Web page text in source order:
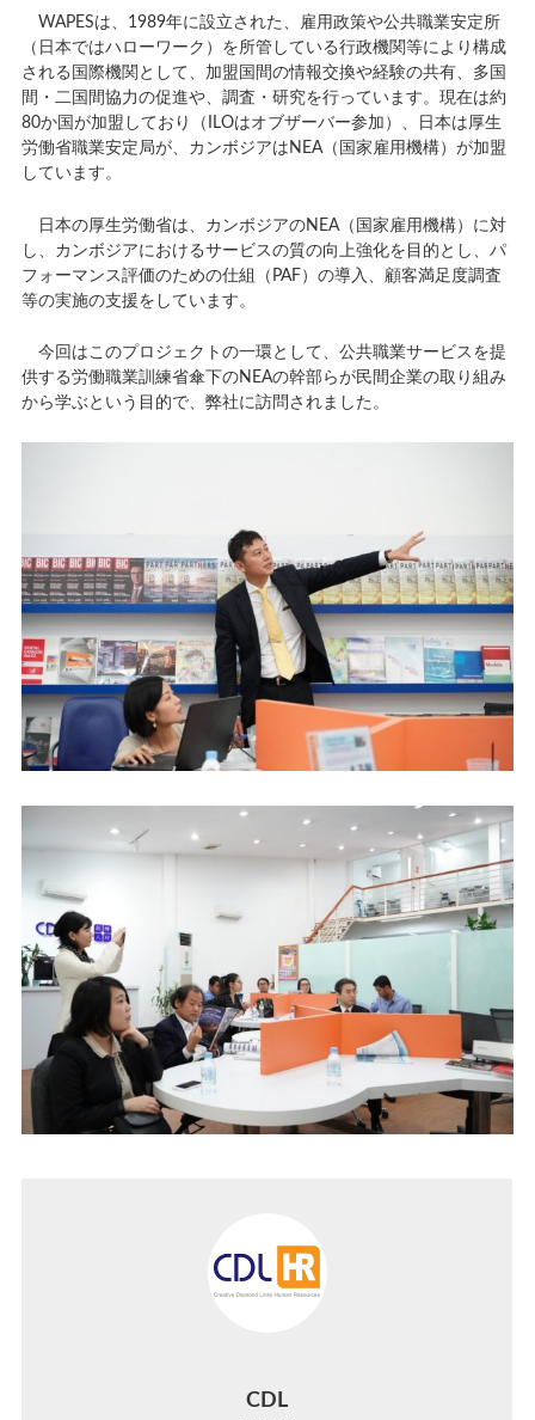
WAPESは、1989年に設立された、雇用政策や公共職業安定所
（日本ではハローワーク）を所管している行政機関等により構成
される国際機関として、加盟国間の情報交換や経験の共有、多国
間・二国間協力の促進や、調査・研究を行っています。現在は約
80か国が加盟しており（ILOはオブザーバー参加）、日本は厚生
労働省職業安定局が、カンボジアはNEA（国家雇用機構）が加盟
しています。
日本の厚生労働省は、カンボジアのNEA（国家雇用機構）に対
し、カンボジアにおけるサービスの質の向上強化を目的とし、パ
フォーマンス評価のための仕組（PAF）の導入、顧客満足度調査
等の実施の支援をしています。
今回はこのプロジェクトの一環として、公共職業サービスを提
供する労働職業訓練省傘下のNEAの幹部らが民間企業の取り組み
から学ぶという目的で、弊社に訪問されました。
CDL